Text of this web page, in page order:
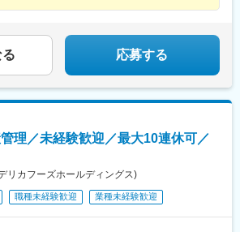
応募する
理／未経験歓迎／最大10連休可／
リカフーズホールディングス)
職種未経験歓迎 業種未経験歓迎